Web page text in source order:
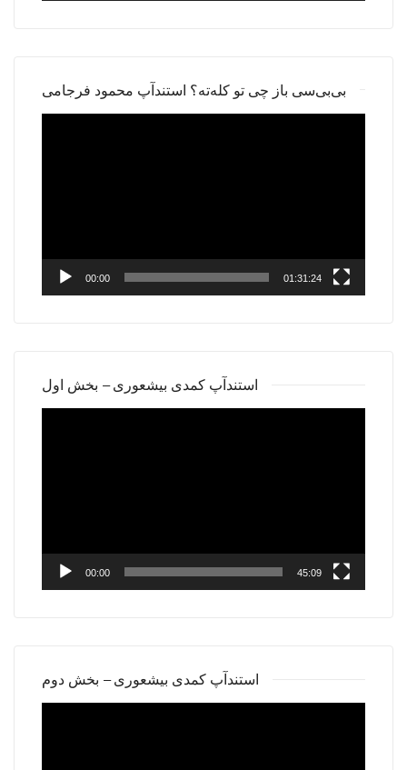
بی‌بی‌سی باز چی تو کله‌ته؟ استندآپ محمود فرجامی
00:00 01:31:24
استندآپ کمدی بیشعوری – بخش اول
00:00 45:09
استندآپ کمدی بیشعوری – بخش دوم